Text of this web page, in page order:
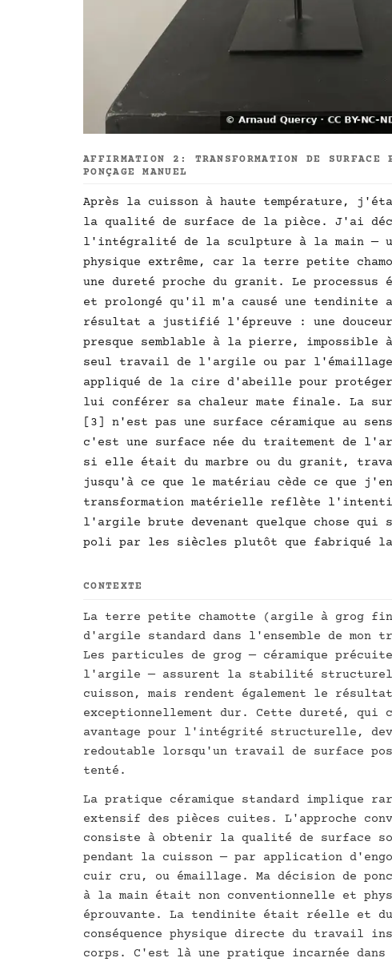
AFFIRMATION 2: TRANSFORMATION DE SURFACE
PONÇAGE MANUEL
Après la cuisson à haute température,
la qualité de surface de la pièce. J'ai
l'intégralité de la sculpture à la main —
physique extrême, car la terre petite
une dureté proche du granit. Le
et prolongé qu'il m'a causé une tendinite
résultat a justifié l'épreuve : une douceur
presque semblable à la pierre, impossible
seul travail de l'argile ou par
appliqué de la cire d'abeille pour
lui conférer sa chaleur mate finale. La
[3] n'est pas une surface céramique au
c'est une surface née du traitement de
si elle était du marbre ou du granit,
jusqu'à ce que le matériau cède ce que
transformation matérielle reflète
l'argile brute devenant quelque chose qui
poli par les siècles plutôt que fabriqué
CONTEXTE
La terre petite chamotte (argile à grog
d'argile standard dans l'ensemble de mon
Les particules de grog — céramique
l'argile — assurent la stabilité
cuisson, mais rendent également le
exceptionnellement dur. Cette dureté, qui
avantage pour l'intégrité structurelle,
redoutable lorsqu'un travail de surface
tenté.
La pratique céramique standard implique
extensif des pièces cuites. L'approche
consiste à obtenir la qualité de surface
pendant la cuisson — par application
cuir cru, ou émaillage. Ma décision de
à la main était non conventionnelle et
éprouvante. La tendinite était réelle et
conséquence physique directe du travail
corps. C'est là une pratique incarnée dans